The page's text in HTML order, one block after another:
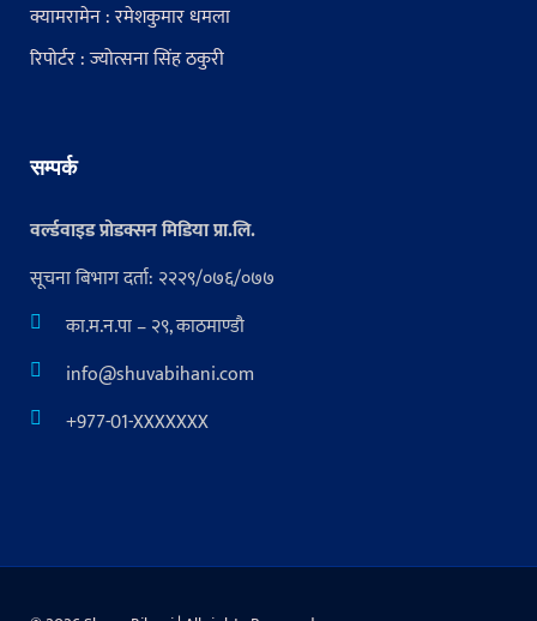
क्यामरामेन : रमेशकुमार धमला
रिपोर्टर : ज्योत्सना सिंह ठकुरी
सम्पर्क
वर्ल्डवाइड प्रोडक्सन मिडिया प्रा.लि.
सूचना बिभाग दर्ता: २२२९/०७६/०७७
का.म.न.पा – २९, काठमाण्डौ
info@shuvabihani.com
+977-01-XXXXXXX